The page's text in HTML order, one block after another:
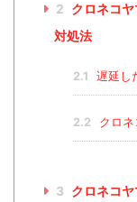
2 クロネコ
対処法
2.1 遅延し
2.2 クロ
3 クロネコ